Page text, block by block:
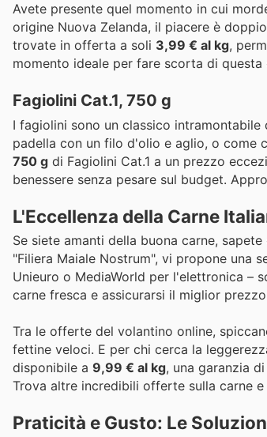
Avete presente quel momento in cui
origine Nuova Zelanda, il piacere è
trovate in offerta a soli 3,99 € al kg,
momento ideale per fare scorta di
Fagiolini Cat.1, 750 g
I fagiolini sono un classico
padella con un filo d'olio e aglio, o come
750 g di Fagiolini Cat.1 a un prezzo
benessere senza pesare sul budget.
L'Eccellenza della Carne
Se siete amanti della buona carne,
"Filiera Maiale Nostrum", vi propone una
Unieuro o MediaWorld per l'elettronica –
carne fresca e assicurarsi il miglior
Tra le offerte del volantino online,
fettine veloci. E per chi cerca la
disponibile a 9,99 € al kg, una garanzia
Trova altre incredibili offerte sulla carne
Praticità e Gusto: Le